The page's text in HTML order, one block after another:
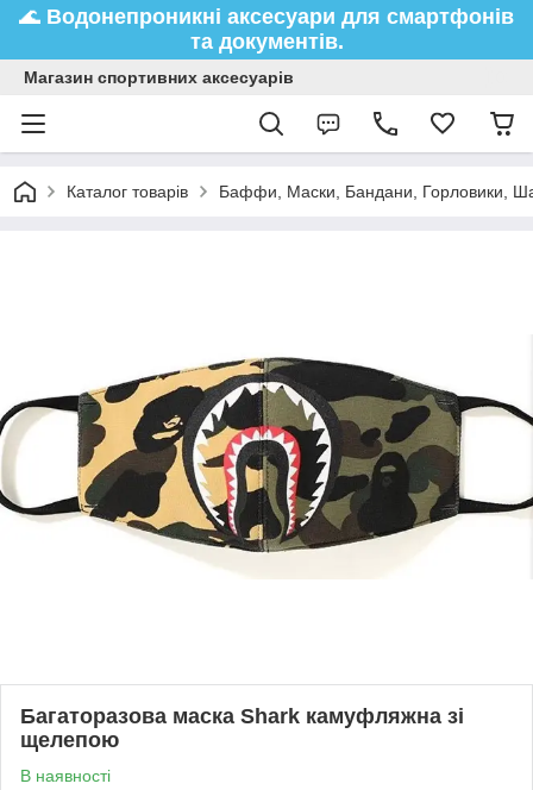
🌊 Водонепроникні аксесуари для смартфонів
та документів.
Магазин спортивних аксесуарів
Каталог товарів Баффи, Маски, Бандани, Горловики,
Багаторазова маска Shark камуфляжна зі
щелепою
В наявності